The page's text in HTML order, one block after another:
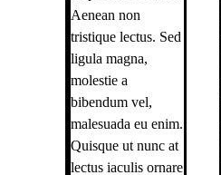
Aenean non
tristique lectus. Sed
ligula magna,
molestie a
bibendum vel,
malesuada eu enim.
Quisque ut nunc at
lectus iaculis ornare